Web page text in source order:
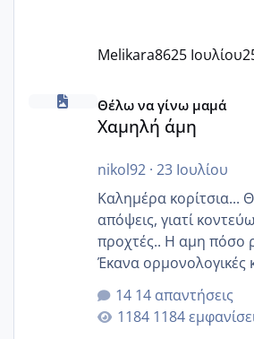
Melikara8625 Ιουλίου
Χαμηλή άμη
Θέλω να γίνω μαμά
Χαμηλή άμη
nikol92· 23 Ιουλίου
Καλημέρα κορίτσια...
απόψεις, γιατί κοντεύω να τρελαθώ από
προχτές.. Η αμη πόσο
Έκανα ορμονολογικές
για την ηλικία μου..
εγκυμοσύνη, που
στην 27η εβδομάδα
14 απαντήσεις
1184